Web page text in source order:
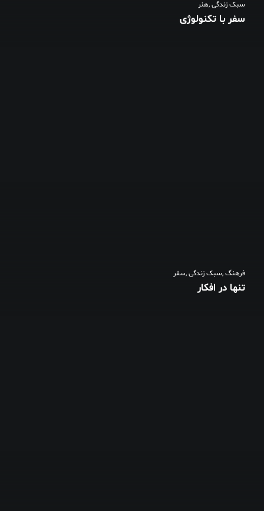
سبک زندگی,هنر
سفر با تکنولوژی
فرهنگ,سبک زندگی,سفر
تنها در افکار